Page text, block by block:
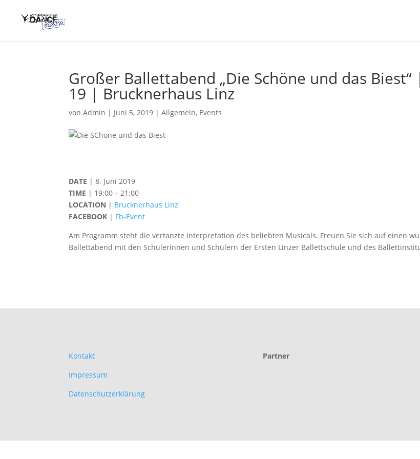
Großer Ballettabend „Die Schöne und das Biest“
19 | Brucknerhaus Linz
vonAdmin | Juni 5, 2019 |Allgemein, Events
DATE | 8. Juni 2019
TIME | 19:00 – 21:00
LOCATION | Brucknerhaus Linz
FACEBOOK | Fb-Event
Am Programm steht die vertanzte Interpretation des beliebten Musicals. Freuen Sie sich auf einen
Ballettabend mit den Schülerinnen und Schülern der Ersten Linzer Ballettschule und des
Kontakt
Impressum
Datenschutzerklärung
Partner